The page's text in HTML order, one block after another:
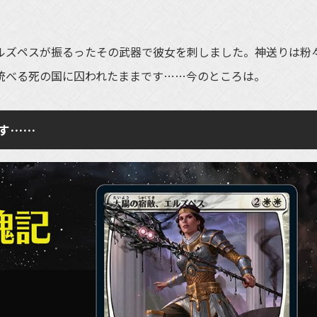
ペスが振るったその武器で彼女を刺しました。神送りは粉
る死の国に囚われたままです……今のところは。
す……